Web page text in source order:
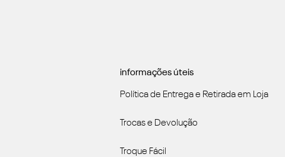
informações úteis
Política de Entrega e Retirada em Loja
Trocas e Devolução
Troque Fácil